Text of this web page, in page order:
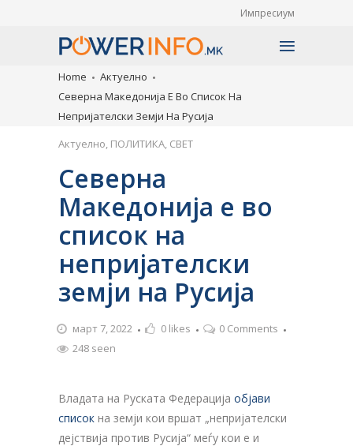
Импресиум
Home
Актуелно
Северна Македонија Е Во Список На
Непријателски Земји На Русија
Актуелно, ПОЛИТИКА, СВЕТ
Северна
Македонија е во
список на
непријателски
земји на Русија
март 7, 2022 0 likes
0 Comments
248 seen
Владата на Руската Федерација објави
список на земји кои вршат „непријателски
дејствија против Русија“ меѓу кои е и